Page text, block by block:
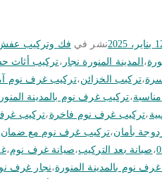
2025 نشر في فك وتركيب عفش
، المدينة المنورة نجار ،تركيب أثاث
،تركيب الخزائن،تركيب غرف نوم
،تركيب غرف نوم بالمدينة
،تركيب غرف نوم فاخرة ،تركيب
بأمان،تركيب غرف نوم مع ضمان
، صيانة بعد التركيب،صيانة غرف نوم،
نوم بالمدينة المنورة،نجار غرف